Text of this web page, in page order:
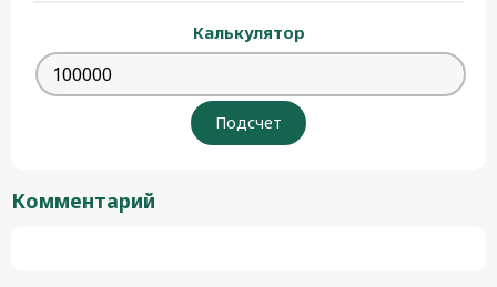
Калькулятор
Комментарий